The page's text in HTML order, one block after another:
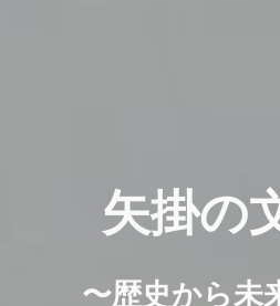
矢掛の
〜歴史から未